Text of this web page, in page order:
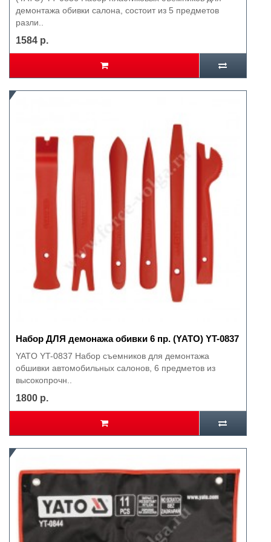
демонтажа обивки салона, состоит из 5 предметов
разли..
1584 р.
Набор ДЛЯ демонажа обивки 6 пр. (YATO) YT-0837
YATO YT-0837 Набор съемников для демонтажа
обшивки автомобильных салонов, 6 предметов из
высокопрочн..
1800 р.